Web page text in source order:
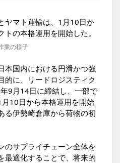
ヤマト運輸は、1月10日か
の本格運用を開始した。
業の様子
国内における円滑かつ強
的に、リードロジスティク
9月14日に締結し、一部で
10日から本格運用を開始
る伊勢崎倉庫から荷物の初
サプライチェーン全体を
最適化することで、将来的